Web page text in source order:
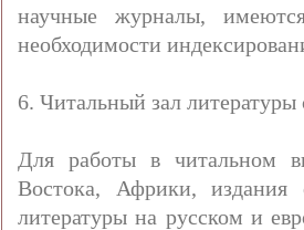
научные журналы,
необходимости
6. Читальный зал
Для работы в читальном
Востока, Африки,
литературы на русском и